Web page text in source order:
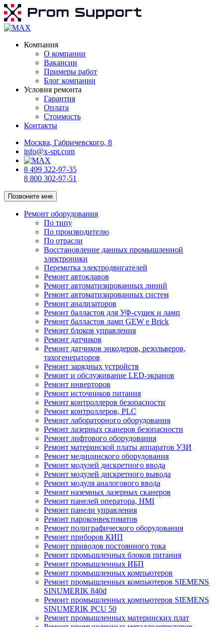
Компания
О компании
Вакансии
Примеры работ
Блог компании
Условия ремонта
Гарантия
Оплата
Стоимость
Контакты
Москва, Габричевского, 8
info@x-spt.com
8 499 322-97-35
8 800 302-97-51
Позвоните мне
Ремонт оборудования
По типу
По производителю
По отрасли
Восстановление данных промышленной
электроники
Перемотка электродвигателей
Ремонт автоклавов
Ремонт автоматизированных линий
Ремонт автоматизированных систем
Ремонт анализаторов
Ремонт балластов для УФ-сушек и ламп
Ремонт балластов ламп GEW e Brick
Ремонт блоков управления
Ремонт датчиков
Ремонт датчиков энкодеров, резольверов,
тахогенераторов
Ремонт зарядных устройств
Ремонт и обслуживание LED-экранов
Ремонт инверторов
Ремонт источников питания
Ремонт контроллеров безопасности
Ремонт контроллеров, PLC
Ремонт лабораторного оборудования
Ремонт лазерных сканеров безопасности
Ремонт лифтового оборудования
Ремонт материнской платы аппаратов УЗИ
Ремонт медицинского оборудования
Ремонт модулей дискретного ввода
Ремонт модулей дискретного вывода
Ремонт модуля аналогового ввода
Ремонт наземных лазерных сканеров
Ремонт панелей оператора, HMI
Ремонт панели управления
Ремонт пароконвектоматов
Ремонт полиграфического оборудования
Ремонт приборов КИП
Ремонт приводов постоянного тока
Ремонт промышленных блоков питания
Ремонт промышленных ИБП
Ремонт промышленных компьютеров
Ремонт промышленных компьютеров SIEMENS
SINUMERIK 840d
Ремонт промышленных компьютеров SIEMENS
SINUMERIK PCU 50
Ремонт промышленных материнских плат